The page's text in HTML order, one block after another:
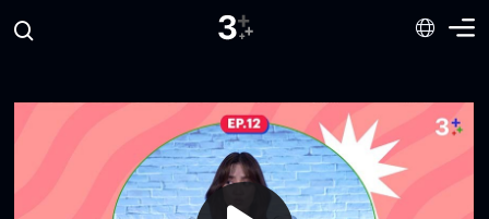
BNK48 X YINWAR